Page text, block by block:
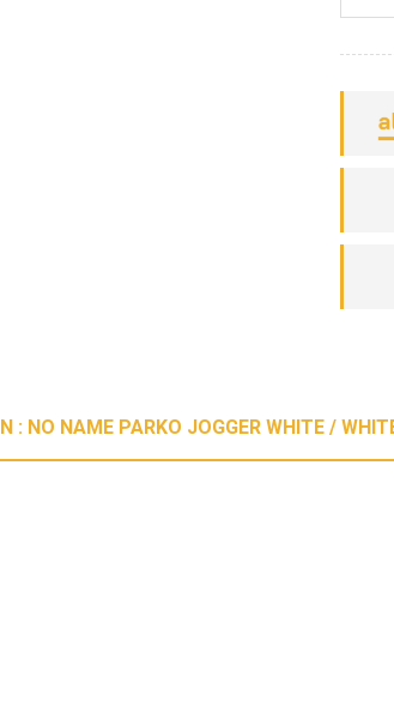
: NO NAME PARKO JOGGER WHITE /